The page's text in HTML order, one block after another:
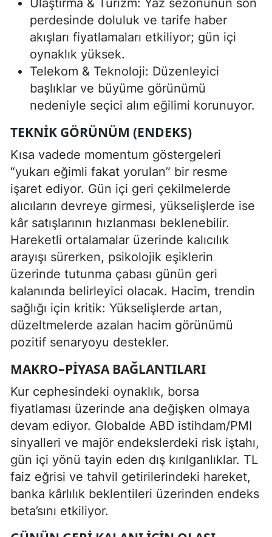
Ulaştırma & Turizm: Yaz sezonunun son
perdesinde doluluk ve tarife haber
akışları fiyatlamaları etkiliyor; gün içi
oynaklık yüksek.
Telekom & Teknoloji: Düzenleyici
başlıklar ve büyüme görünümü
nedeniyle seçici alım eğilimi korunuyor.
TEKNIK GÖRÜNÜM (ENDEKS)
Kısa vadede momentum göstergeleri
“yukarı eğimli fakat yorulan” bir resme
işaret ediyor. Gün içi geri çekilmelerde
alıcıların devreye girmesi, yükselişlerde ise
kâr satışlarının hızlanması beklenebilir.
Hareketli ortalamalar üzerinde kalıcılık
arayışı sürerken, psikolojik eşiklerin
üzerinde tutunma çabası günün geri
kalanında belirleyici olacak. Hacim, trendin
sağlığı için kritik: Yükselişlerde artan,
düzeltmelerde azalan hacim görünümü
pozitif senaryoyu destekler.
MAKRO–PIYASA BAĞLANTILARI
Kur cephesindeki oynaklık, borsa
fiyatlaması üzerinde ana değişken olmaya
devam ediyor. Globalde ABD istihdam/PMI
sinyalleri ve majör endekslerdeki risk iştahı,
gün içi yönü tayin eden dış kırılganlıklar. TL
faiz eğrisi ve tahvil getirilerindeki hareket,
banka kârlılık beklentileri üzerinden endeks
beta’sını etkiliyor.